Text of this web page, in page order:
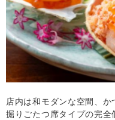
店内は和モダンな空間、
掘りごたつ席タイプの完